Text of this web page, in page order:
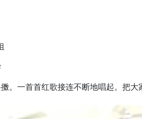
。一首首红歌接连不断地唱起。把大